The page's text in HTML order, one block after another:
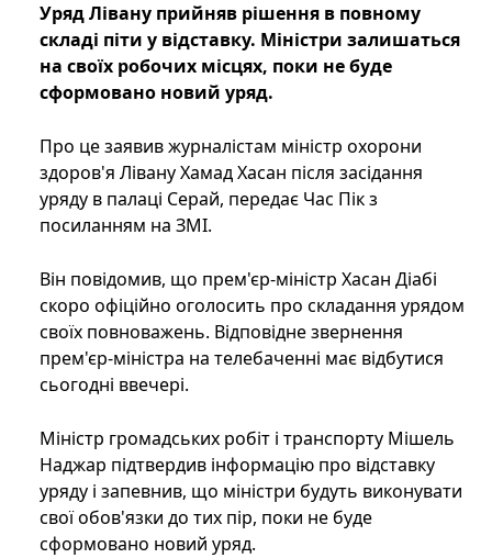
Уряд Лівану прийняв рішення в повному
складі піти у відставку. Міністри залишаться
на своїх робочих місцях, поки не буде
сформовано новий уряд.
Про це заявив журналістам міністр охорони
здоров'я Лівану Хамад Хасан після засідання
уряду в палаці Серай, передає Час Пік з
посиланням на ЗМІ.
Він повідомив, що прем'єр-міністр Хасан Діабі
скоро офіційно оголосить про складання урядом
своїх повноважень. Відповідне звернення
прем'єр-міністра на телебаченні має відбутися
сьогодні ввечері.
Міністр громадських робіт і транспорту Мішель
Наджар підтвердив інформацію про відставку
уряду і запевнив, що міністри будуть виконувати
свої обов'язки до тих пір, поки не буде
сформовано новий уряд.